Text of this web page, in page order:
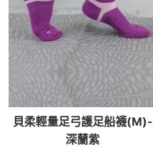
貝柔輕量足弓護足船襪(M)-
深蘭紫